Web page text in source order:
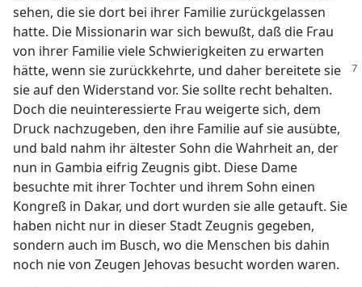
sehen, die sie dort bei ihrer Familie zurückgelassen
hatte. Die Missionarin war sich bewußt, daß die Frau
von ihrer Familie viele Schwierigkeiten zu erwarten
hätte, wenn sie zurückkehrte, und daher bereitete sie
sie auf den Widerstand vor. Sie sollte recht behalten.
Doch die neuinteressierte Frau weigerte sich, dem
Druck nachzugeben, den ihre Familie auf sie ausübte,
und bald nahm ihr ältester Sohn die Wahrheit an, der
nun in Gambia eifrig Zeugnis gibt. Diese Dame
besuchte mit ihrer Tochter und ihrem Sohn einen
Kongreß in Dakar, und dort wurden sie alle getauft. Sie
haben nicht nur in dieser Stadt Zeugnis gegeben,
sondern auch im Busch, wo die Menschen bis dahin
noch nie von Zeugen Jehovas besucht worden waren.